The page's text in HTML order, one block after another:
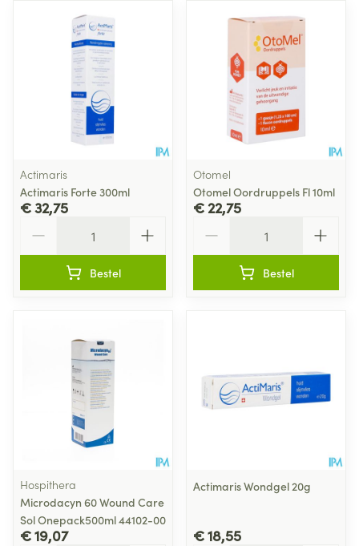
Actimaris
Actimaris Forte 300ml
€ 32,75
Bestel
Otomel
Otomel Oordruppels Fl 10ml
€ 22,75
Bestel
Hospithera
Microdacyn 60 Wound Care
Sol Onepack500ml 44102-00
€ 19,07
Actimaris Wondgel 20g
€ 18,55